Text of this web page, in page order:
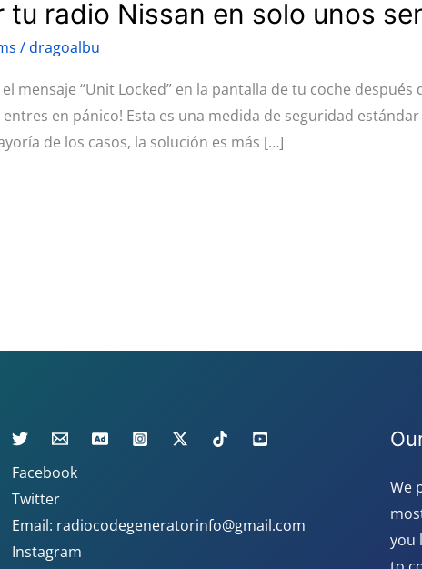
tu radio Nissan en solo unos
/dragoalbu
mensaje “Unit Locked” en la pantalla de tu coche después
en pánico! Esta es una medida de seguridad
de los casos, la solución es más […]
Facebook
Twitter
Email: radiocodegeneratorinfo@gmail.com
Instagram
We
you